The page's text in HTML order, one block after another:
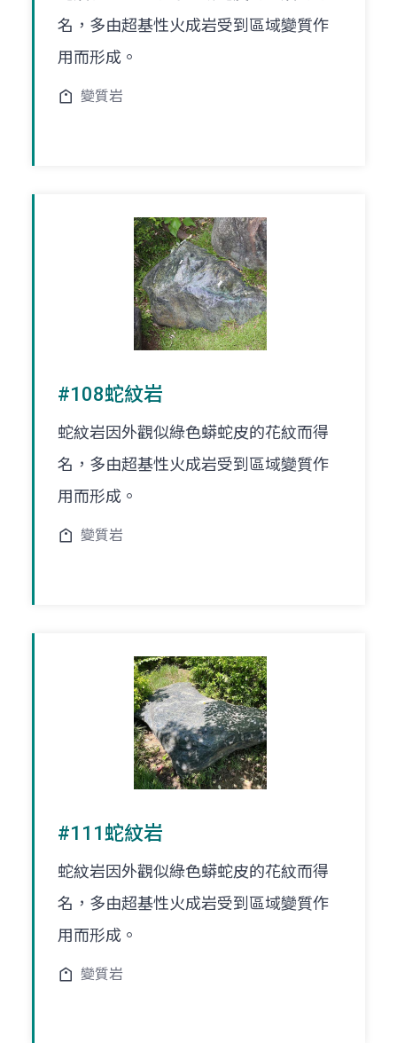
名，多由超基性火成岩受到區域變質作
用而形成。
變質岩
#108蛇紋岩
蛇紋岩因外觀似綠色蟒蛇皮的花紋而得
名，多由超基性火成岩受到區域變質作
用而形成。
變質岩
#111蛇紋岩
蛇紋岩因外觀似綠色蟒蛇皮的花紋而得
名，多由超基性火成岩受到區域變質作
用而形成。
變質岩